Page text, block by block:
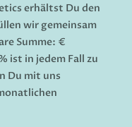
erhältst Du den
wir gemeinsam
Summe: €
ist in jedem Fall zu
Du mit uns